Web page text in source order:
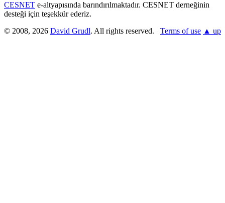
CESNET e-altyapısında barındırılmaktadır. CESNET derneğinin
desteği için teşekkür ederiz.
© 2008, 2026 David Grudl. All rights reserved. Terms of use ▲ up